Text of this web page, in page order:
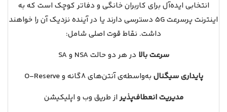
انتخابی ایده‌آل برای کاربران خانگی و دفاتر کوچک است که به
اینترنت پرسرعت 5G دسترسی دارند یا در آینده نزدیک آن را خواهند
داشت. نقاط قوت اصلی شامل:
سرعت بالا در هر دو حالت NSA و SA
پایداری سیگنال به‌واسطه‌ی آنتن‌های ۸گانه و O‑Reserve
مدیریت انعطاف‌پذیراز طریق وب و اپلیکیشن